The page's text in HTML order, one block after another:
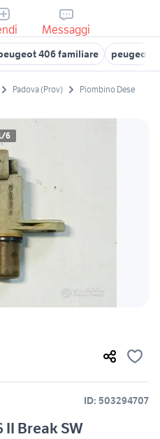
Messaggi
406 familiare peugeot
Padova (Prov) Piombino Dese
6
ID: 503294707
Break SW